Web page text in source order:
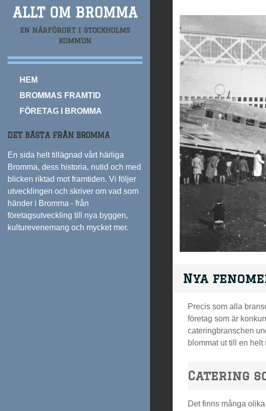
ALLT OM BROMMA
EN NÄRFÖRORT I STOCKHOLMS
KOMMUN
HEM
BROMMAS FRAMTID
FÖRETAG I BROMMA
DET BÄSTA FRÅN BROMMA
En sida helt tillägnad vårt härliga
Bromma, dess historia, nutid och med
blicken riktad mot framtiden. Vi följer
utvecklingen och skriver om vad som
händer i Bromma - från
företagsutveckling till nya byggen,
kulturevenemang och mycket mer.
Nya
Precis som alla
företag som är
cateringbranschen
blommat ut till en
Catering
Det finns många